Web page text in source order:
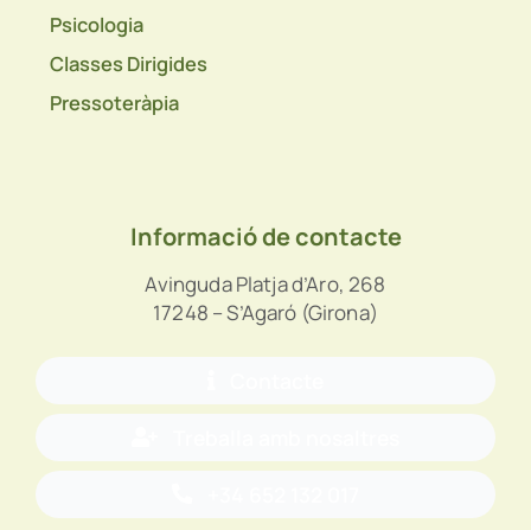
Psicologia
Classes Dirigides
Pressoteràpia
Informació de contacte
Avinguda Platja d’Aro, 268
17248 – S’Agaró (Girona)